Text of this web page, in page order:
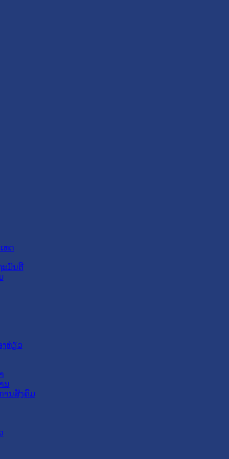
ທດ
ະມົນຕີ
ງທ່ຽວ
ນ
ານສັງຄົມ